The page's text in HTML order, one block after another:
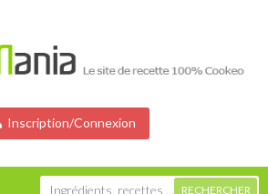
Inscription/Connexion